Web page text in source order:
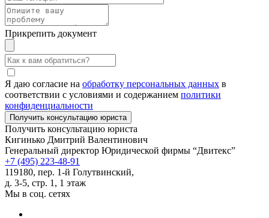
Прикрепить документ
Я даю согласие на обработку персональных данных в
соответствии с условиями и содержанием политики
конфиденциальности
Получить консультацию юриста
Кигинько Дмитрий Валентинович
Генеральный директор Юридической фирмы “Двитекс”
+7 (495) 223-48-91
119180, пер. 1-й Голутвинский,
д. 3-5, стр. 1, 1 этаж
Мы в соц. сетях